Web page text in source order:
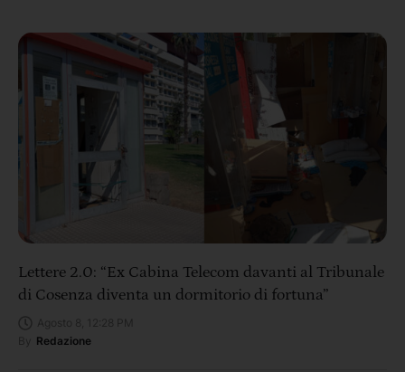
Lettere 2.0: “Ex Cabina Telecom davanti al Tribunale
di Cosenza diventa un dormitorio di fortuna”
Redazione